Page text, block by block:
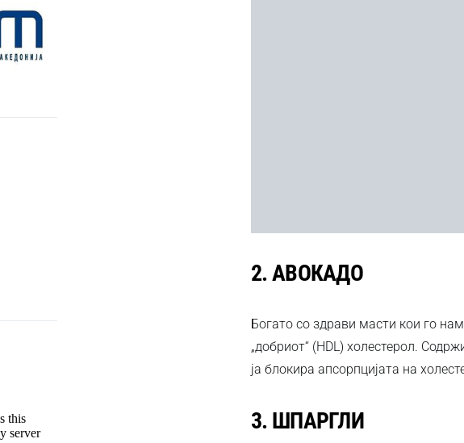
2.АВОКАДО
Богато со здрави масти кои го
„добриот“ (HDL) холестерол.
ја блокира апсорпцијата на
3. ШПАРГЛИ